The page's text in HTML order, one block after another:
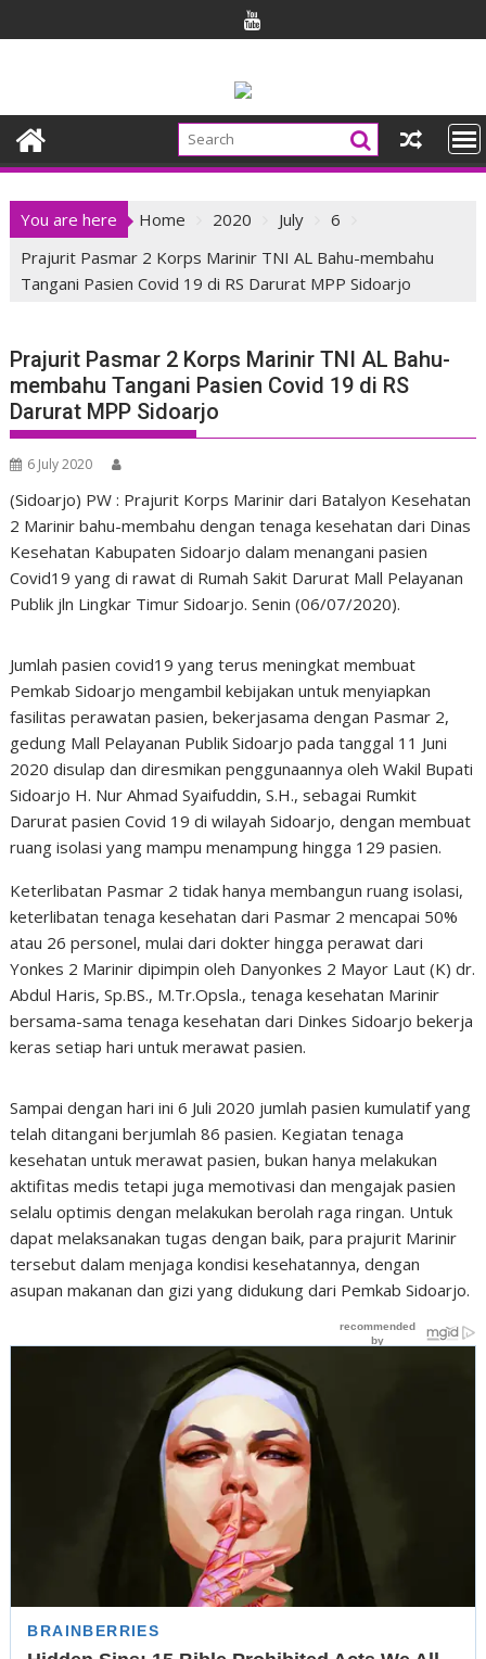
to
You are here Home 2020 July
6
Prajurit Pasmar 2 Korps Marinir TNI AL Bahu-membahu
Tangani Pasien Covid 19 di RS Darurat MPP Sidoarjo
Prajurit Pasmar 2 Korps Marinir TNI AL Bahu-
membahu Tangani Pasien Covid 19 di RS
Darurat MPP Sidoarjo
6 July 2020
(Sidoarjo) PW : Prajurit Korps Marinir dari Batalyon Kesehatan
2 Marinir bahu-membahu dengan tenaga kesehatan dari Dinas
Kesehatan Kabupaten Sidoarjo dalam menangani pasien
Covid19 yang di rawat di Rumah Sakit Darurat Mall Pelayanan
Publik jln Lingkar Timur Sidoarjo. Senin (06/07/2020).
Jumlah pasien covid19 yang terus meningkat membuat
Pemkab Sidoarjo mengambil kebijakan untuk menyiapkan
fasilitas perawatan pasien, bekerjasama dengan Pasmar 2,
gedung Mall Pelayanan Publik Sidoarjo pada tanggal 11 Juni
2020 disulap dan diresmikan penggunaannya oleh Wakil Bupati
Sidoarjo H. Nur Ahmad Syaifuddin, S.H., sebagai Rumkit
Darurat pasien Covid 19 di wilayah Sidoarjo, dengan membuat
ruang isolasi yang mampu menampung hingga 129 pasien.
Keterlibatan Pasmar 2 tidak hanya membangun ruang isolasi,
keterlibatan tenaga kesehatan dari Pasmar 2 mencapai 50%
atau 26 personel, mulai dari dokter hingga perawat dari
Yonkes 2 Marinir dipimpin oleh Danyonkes 2 Mayor Laut (K) dr.
Abdul Haris, Sp.BS., M.Tr.Opsla., tenaga kesehatan Marinir
bersama-sama tenaga kesehatan dari Dinkes Sidoarjo bekerja
keras setiap hari untuk merawat pasien.
Sampai dengan hari ini 6 Juli 2020 jumlah pasien kumulatif yang
telah ditangani berjumlah 86 pasien. Kegiatan tenaga
kesehatan untuk merawat pasien, bukan hanya melakukan
aktifitas medis tetapi juga memotivasi dan mengajak pasien
selalu optimis dengan melakukan berolah raga ringan. Untuk
dapat melaksanakan tugas dengan baik, para prajurit Marinir
tersebut dalam menjaga kondisi kesehatannya, dengan
asupan makanan dan gizi yang didukung dari Pemkab Sidoarjo.